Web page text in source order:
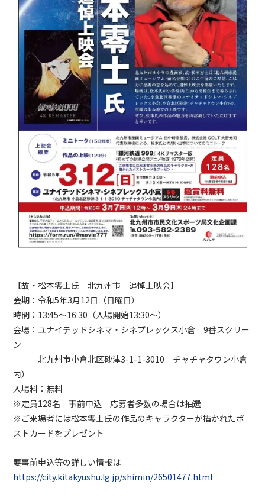
【故・松本零士氏 北九州市 追悼上映会】
会期：令和5年3月12日（日曜日）
時間：13:45～16:30（入場開始13:30～）
会場：ユナイテッドシネマ・シネプレックス小倉 9番スクリー
ン
北九州市小倉北区砂津3-1-1-3010 チャチャタウン小倉
内）
入場料：無料
※定員128名 事前申込 応募者多数の場合は抽選
※ご来場者には松本零士氏の作品のキャラクターが描かれたポ
ストカードをプレゼント
要事前申込等の詳しい情報は
https://city.kitakyushu.lg.jp/shimin/26501477.html